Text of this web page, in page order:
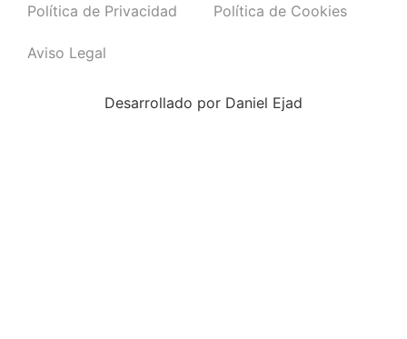
Política de Privacidad
Política de Cookies
Aviso Legal
Desarrollado por Daniel Ejad